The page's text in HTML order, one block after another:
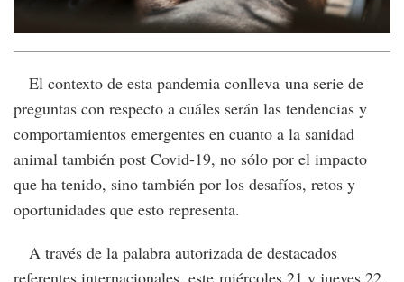
El contexto de esta pandemia conlleva una serie de
preguntas con respecto a cuáles serán las tendencias y
comportamientos emergentes en cuanto a la sanidad
animal también post Covid-19, no sólo por el impacto
que ha tenido, sino también por los desafíos, retos y
oportunidades que esto representa.
A través de la palabra autorizada de destacados